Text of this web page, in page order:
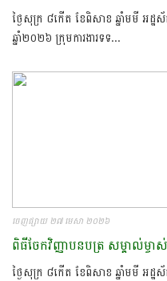
ថ្ងៃសុក្រ ៨កើត ខែពិសាខ ឆ្នាំមមី អដ្
ឆ្នាំ២០២៦​ ក្រុមការងារទទ...
ចេញផ្សាយ ២៧ មេសា ២០២៦
ថ្ងៃសុក្រ ៨កើត ខែពិសាខ ឆ្នាំមមី អដ្